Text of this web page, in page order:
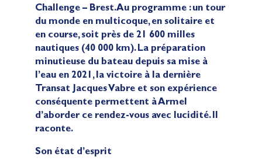
Challenge – Brest. Au programme : un tour
du monde en multicoque, en solitaire et
en course, soit près de 21 600 milles
nautiques (40 000 km). La préparation
minutieuse du bateau depuis sa mise à
l’eau en 2021, la victoire à la dernière
Transat Jacques Vabre et son expérience
conséquente permettent à Armel
d’aborder ce rendez-vous avec lucidité. Il
raconte.
Son état d’esprit